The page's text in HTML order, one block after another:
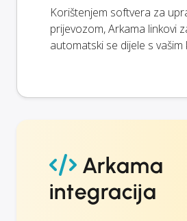
Korištenjem softvera za
prijevozom, Arkama linkovi
automatski se dijele s vašim
Arkama
integracija